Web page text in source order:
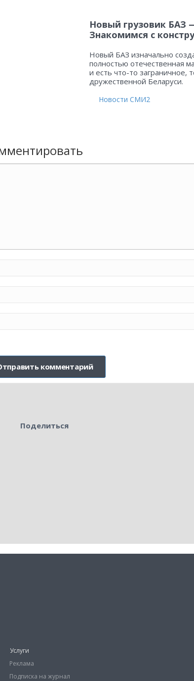
Новый грузовик БАЗ
Знакомимся с
Новый БАЗ изначально
полностью отечественная
и есть что-то заграничное,
дружественной Беларуси.
Новости СМИ2
Поделиться
Услуги
Реклама
Подписка на журнал